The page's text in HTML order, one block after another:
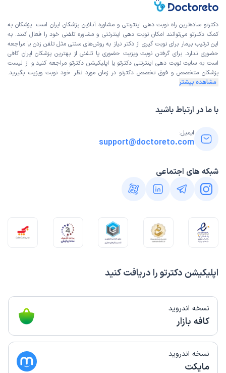
اپلیکیشن دکترتو را دریافت کنید
نسخه اندروید
کافه بازار
نسخه اندروید
مایکت
دکترتو ساده‌ترین راه نوبت‌ دهی اینترنتی و مشاوره آنلاین پزشکان ایران است. پزشکان به
کمک دکترتو می‌توانند امکان نوبت دهی اینترنتی و مشاوره تلفنی خود را فعال کنند. به
این ترتیب بیمار برای نوبت گیری از دکتر نیاز به روش‌های سنتی مثل تلفن زدن یا مراجعه
حضوری ندارد. برای گرفتن نوبت ویزیت حضوری یا تلفنی از بهترین پزشکان ایران کافی
است به سایت نوبت دهی اینترنتی دکترتو یا اپلیکیشن دکترتو مراجعه کنید و از لیست
پزشکان متخصص و فوق تخصص دکترتو در زمان مورد نظر خود نوبت ویزیت بگیرید.
مشاهده بیشتر
با ما در ارتباط باشید
ایمیل:
support@doctoreto.com
شبکه های اجتماعی